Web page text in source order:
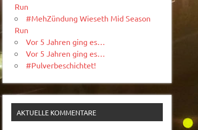
Run
#MehZündung Wieseth Mid Season
Run
Vor 5 Jahren ging es…
Vor 5 Jahren ging es…
#Pulverbeschichtet!
AKTUELLE KOMMENTARE